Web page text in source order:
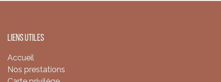
Liens utiles
Accueil
Nos prestations